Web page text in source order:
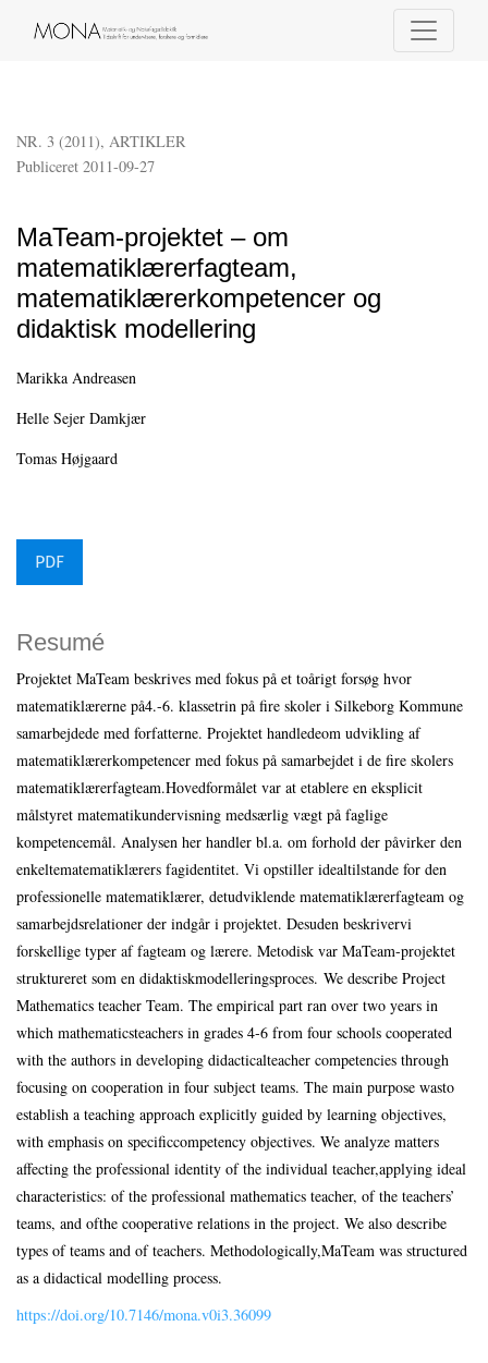
MaTeam-projektet – om matematiklærerfagteam,
NR. 3 (2011), ARTIKLER
MaTeam-projektet – om
matematiklærerfagteam,
matematiklærerkompetencer og
didaktisk modellering
Publiceret 2011-09-27
Marikka Andreasen
Helle Sejer Damkjær
Tomas Højgaard
PDF
Resumé
Projektet MaTeam beskrives med fokus på et toårigt forsøg hvor
matematiklærerne på4.-6. klassetrin på fire skoler i Silkeborg Kommune
samarbejdede med forfatterne. Projektet handledeom udvikling af
matematiklærerkompetencer med fokus på samarbejdet i de fire skolers
matematiklærerfagteam.Hovedformålet var at etablere en eksplicit
målstyret matematikundervisning medsærlig vægt på faglige
kompetencemål. Analysen her handler bl.a. om forhold der påvirker den
enkeltematematiklærers fagidentitet. Vi opstiller idealtilstande for den
professionelle matematiklærer, detudviklende matematiklærerfagteam og
samarbejdsrelationer der indgår i projektet. Desuden beskrivervi
forskellige typer af fagteam og lærere. Metodisk var MaTeam-projektet
struktureret som en didaktiskmodelleringsproces. We describe Project
Mathematics teacher Team. The empirical part ran over two years in
which mathematicsteachers in grades 4‑6 from four schools cooperated
with the authors in developing didacticalteacher competencies through
focusing on cooperation in four subject teams. The main purpose wasto
establish a teaching approach explicitly guided by learning objectives,
with emphasis on specificcompetency objectives. We analyze matters
affecting the professional identity of the individual teacher,applying ideal
characteristics: of the professional mathematics teacher, of the teachers’
teams, and ofthe cooperative relations in the project. We also describe
types of teams and of teachers. Methodologically,MaTeam was structured
as a didactical modelling process.
https://doi.org/10.7146/mona.v0i3.36099